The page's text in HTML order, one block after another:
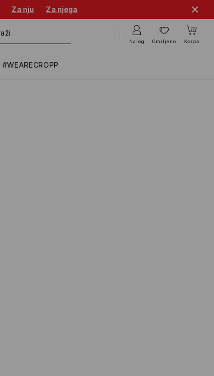
Za nju Za njega
#WEARECROPP
Nalog Omiljeno Korpa